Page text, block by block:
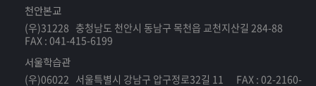
천안본교
(우)31228 충청남도 천안시 동남구 목천읍 교천지산길 284-88
FAX : 041-415-6199
서울학습관
(우)06022 서울특별시 강남구 압구정로32길 11 FAX : 02-2160-